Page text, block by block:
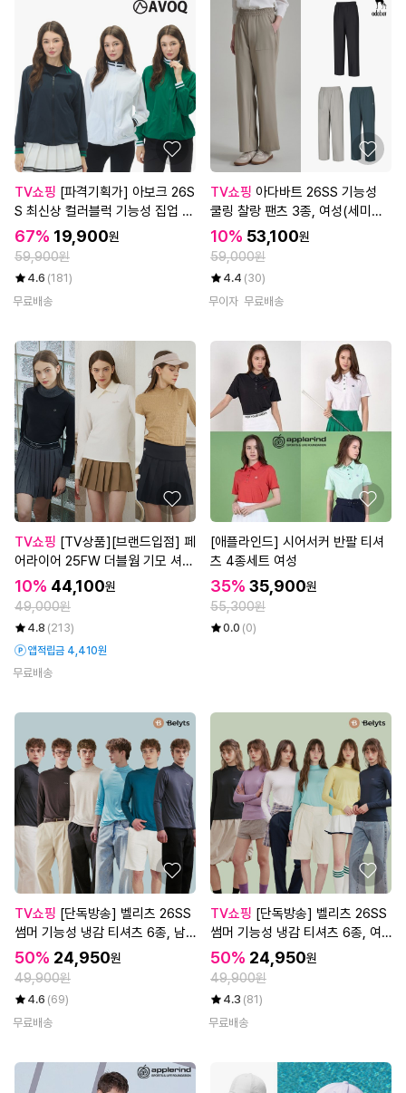
TV쇼핑
S 최신상 컬러블럭 기능성 집업 자
켓 3종, 남녀공용
67% 19,900원
59,900원
4.6 (181)
무료배송
TV쇼핑
쿨링 찰랑 팬츠 3종, 여성(세미와
이드 핏)
10% 53,100원
59,000원
4.4 (30)
무이자 무료배송
TV쇼핑
어라이어 25FW 더블웜 기모 셔츠
3종, 여성
10% 44,100원
49,000원
4.8 (213)
앱적립금 4,410원
무료배송
[애플라인드] 시어서커 반팔 티셔
츠 4종세트 여성
35% 35,900원
55,300원
0.0 (0)
TV쇼핑
썸머 기능성 냉감 티셔츠 6종, 남
성
50% 24,950원
49,900원
4.6 (69)
무료배송
TV쇼핑
썸머 기능성 냉감 티셔츠 6종, 여
성
50% 24,950원
49,900원
4.3 (81)
무료배송